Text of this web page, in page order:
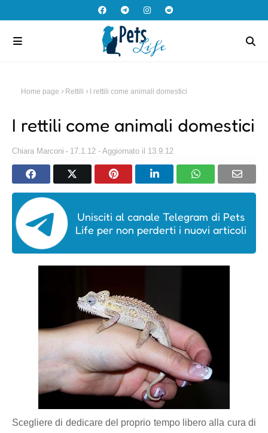
Home page Rettili I rettili come animali domestici
I rettili come animali domestici
Chiara Marconi 17.1.12 - Aggiornato il 13.9.12
Unisciti al canale Telegram di Pets
Life per non perderti i nuovi articoli
Scegliere di dedicare del proprio tempo libero alla cura di